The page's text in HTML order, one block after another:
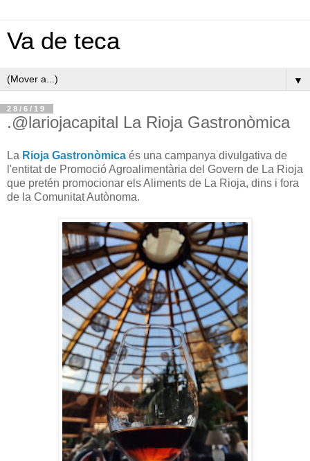
Va de teca
▼
28/6/19
.@lariojacapital La Rioja Gastronòmica
La Rioja Gastronòmica és una campanya divulgativa de
l'entitat de Promoció Agroalimentària del Govern de La Rioja
que pretén promocionar els Aliments de La Rioja, dins i fora
de la Comunitat Autònoma.